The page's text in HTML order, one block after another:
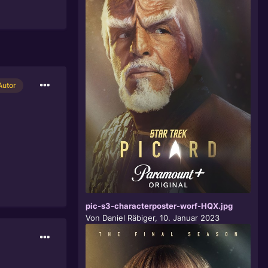
pic-s3-characterposter-worf-HQX.jpg
Von Daniel Räbiger, 10. Januar 2023